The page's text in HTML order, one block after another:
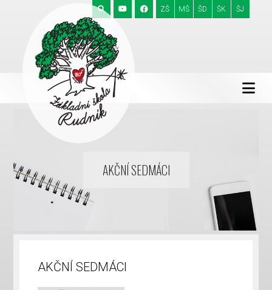
ZŠ MŠ ŠD ŠK ŠJ
AKČNÍ SEDMÁCI
AKČNÍ SEDMÁCI